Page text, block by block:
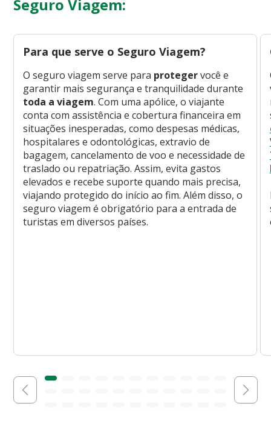
Seguro Viagem:
Para que serve o Seguro Viagem?
O seguro viagem serve para protegervocê e
garantir mais segurança e tranquilidade durante
toda a viagem. Com uma apólice, o viajante
conta com assistência e cobertura financeira em
situações inesperadas, como despesas médicas,
hospitalares e odontológicas, extravio de
bagagem, cancelamento de voo e necessidade de
traslado ou repatriação. Assim, evita gastos
elevados e recebe suporte quando mais precisa,
viajando protegido do início ao fim. Além disso, o
seguro viagem é obrigatório para a entrada de
turistas em diversos países.